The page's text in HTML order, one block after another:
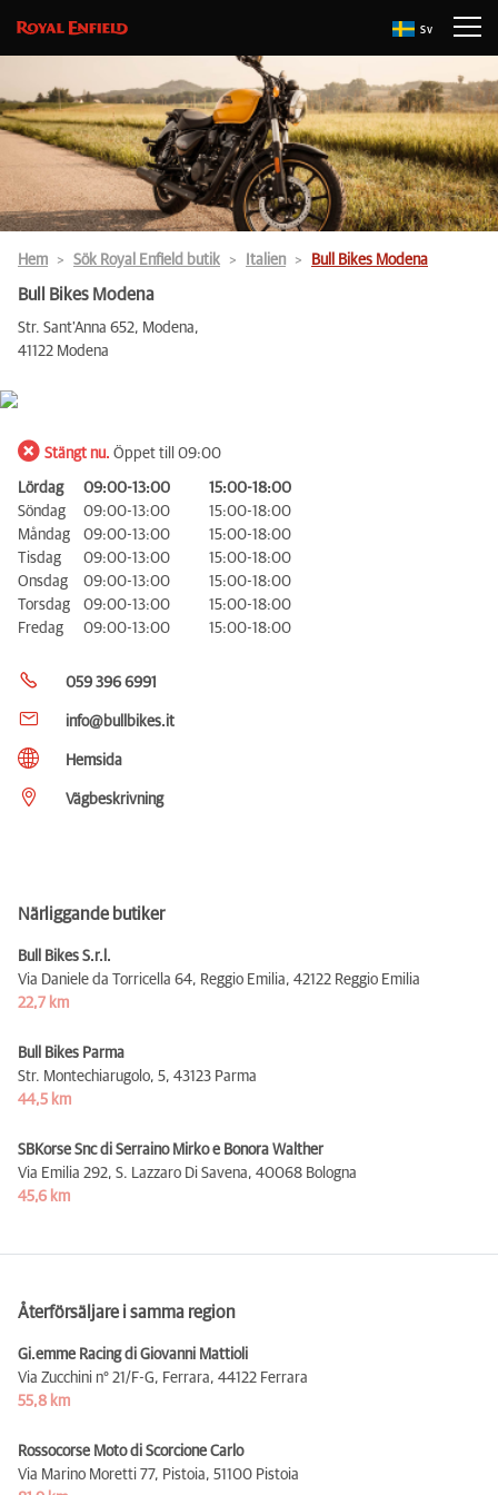
Sv
Hem Sök Royal Enfield butik Italien Bull Bikes Modena
Bull Bikes Modena
Str. Sant'Anna 652, Modena,
41122 Modena
Stängt nu. Öppet till 09:00
Lördag 09:00-13:00
15:00-18:00
Söndag
09:00-13:00
15:00-18:00
Måndag
09:00-13:00
15:00-18:00
Tisdag
09:00-13:00
15:00-18:00
Onsdag
09:00-13:00
15:00-18:00
Torsdag
09:00-13:00
15:00-18:00
Fredag
09:00-13:00 15:00-18:00
059 396 6991
info@bullbikes.it
Hemsida
Vägbeskrivning
Närliggande butiker
Bull Bikes S.r.l.
Via Daniele da Torricella 64, Reggio Emilia, 42122 Reggio Emilia
22,7 km
Bull Bikes Parma
Str. Montechiarugolo, 5, 43123 Parma
44,5 km
SBKorse Snc di Serraino Mirko e Bonora Walther
Via Emilia 292, S. Lazzaro Di Savena, 40068 Bologna
45,6 km
Återförsäljare i samma region
Gi.emme Racing di Giovanni Mattioli
Via Zucchini n° 21/F-G, Ferrara, 44122 Ferrara
55,8 km
Rossocorse Moto di Scorcione Carlo
Via Marino Moretti 77, Pistoia, 51100 Pistoia